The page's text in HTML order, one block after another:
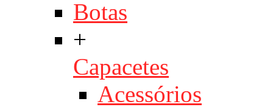
Botas
+
Capacetes
Acessórios